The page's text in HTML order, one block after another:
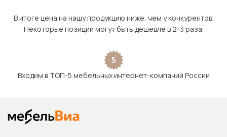
В итоге цена на нашу продукцию ниже, чем у конкурентов.
Некоторые позиции могут быть дешевле в 2-3 раза.
5
Входим в ТОП-5 мебельных интернет-компаний России